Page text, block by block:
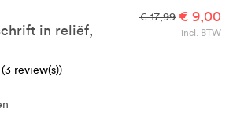
in reliëf,
(3 review(s))
€ 17,99 € 9,00
incl. BTW